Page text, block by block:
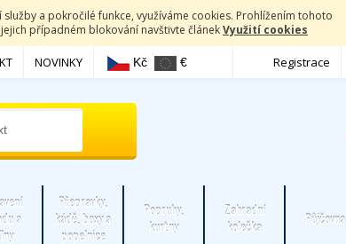
a pokročilé funkce, využíváme cookies. Prohlížením tohoto
případném blokování navštivte článekVyužití cookies
NOVINKY Kč € Registrace
a
Přepravky,
kádě, boxy a
popelnice
Popruhy,
kurtny
Zahradní
kolečka
Půjčovna